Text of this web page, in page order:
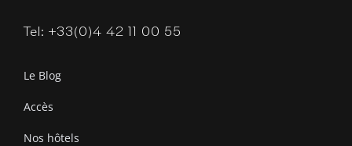
Tel: +33(0)4 42 11 00 55
Le Blog
Accès
Nos hôtels